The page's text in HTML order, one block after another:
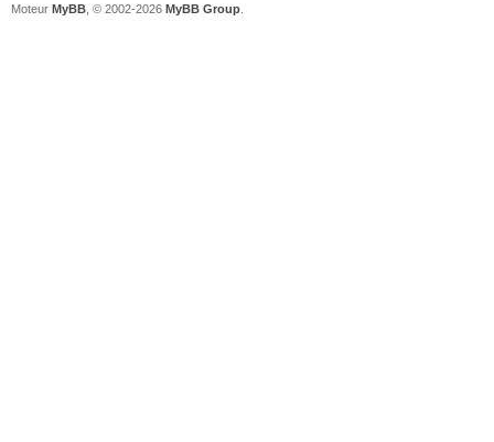
Moteur MyBB , © 2002-2026 MyBB Group